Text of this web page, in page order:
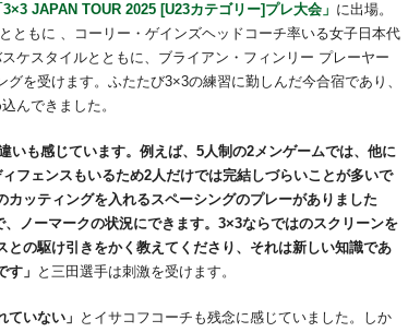
3×3 JAPAN TOUR 2025 [U23カテゴリー]プレ大会」 に出場。
ともに 、コーリー・ゲインズヘッドコーチ率いる女子日本代
ケスタイルとともに、ブライアン・フィンリー プレーヤー
を受けます。ふたたび3×3の練習に勤しんだ今合宿であり、
んできました。
違いも感じています。例えば、5人制の2メンゲームでは、他に
フェンスもいるため2人だけでは完結しづらいことが多いで
ッティングを入れるスペーシングのプレーがありました
ノーマークの状況にできます。3×3ならではのスクリーンを
の駆け引きをかく教えてくださり、それは新しい知識であ
」 と三田選手は刺激を受けます。
ていない」 とイサコフコーチも残念に感じていました。しか